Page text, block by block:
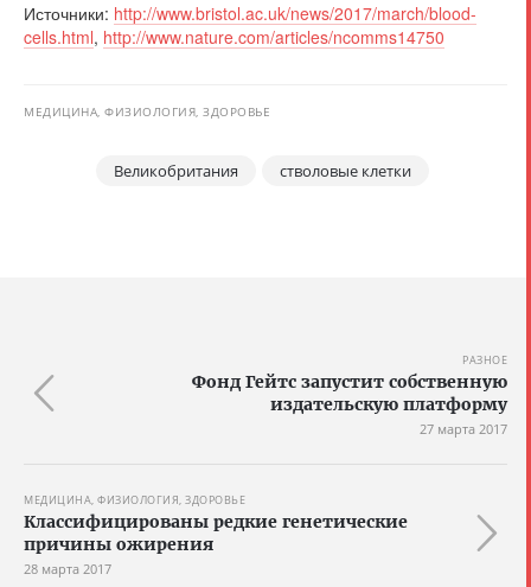
Источники: http://www.bristol.ac.uk/news/2017/march/blood-
cells.html, http://www.nature.com/articles/ncomms14750
МЕДИЦИНА, ФИЗИОЛОГИЯ, ЗДОРОВЬЕ
Великобритания стволовые клетки
РАЗНОЕ
Фонд Гейтс запустит собственную
издательскую платформу
27 марта 2017
МЕДИЦИНА, ФИЗИОЛОГИЯ, ЗДОРОВЬЕ
Классифицированы редкие генетические
причины ожирения
28 марта 2017